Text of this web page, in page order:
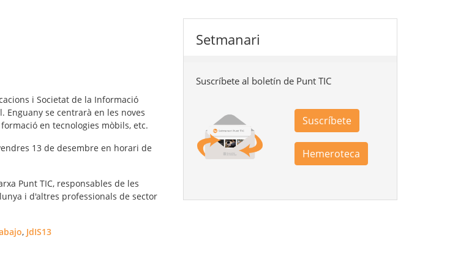
i Societat de la Informació
Enguany se centrarà en les noves
en tecnologies mòbils, etc.
13 de desembre en horari de
Punt TIC, responsables de les
i d'altres professionals de sector
, JdIS13
Setmanari
Suscríbete al boletín de Punt TIC
Suscríbete
Hemeroteca